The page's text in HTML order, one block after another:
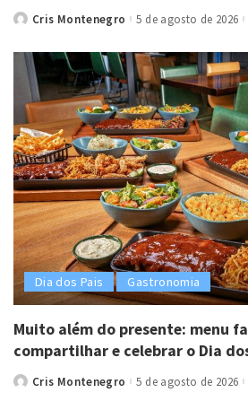
PostedCris Montenegro 5 de agosto de 2026
Dia dos Pais Gastronomia
Muito além do presente: menu
compartilhar e celebrar o Dia
PostedCris Montenegro 5 de agosto de 2026